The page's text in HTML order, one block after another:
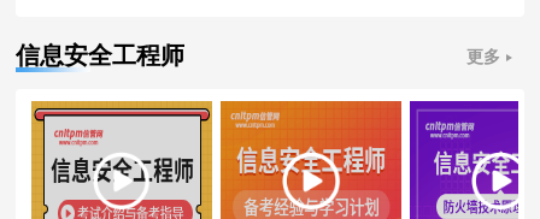
信息安全工程师 更多